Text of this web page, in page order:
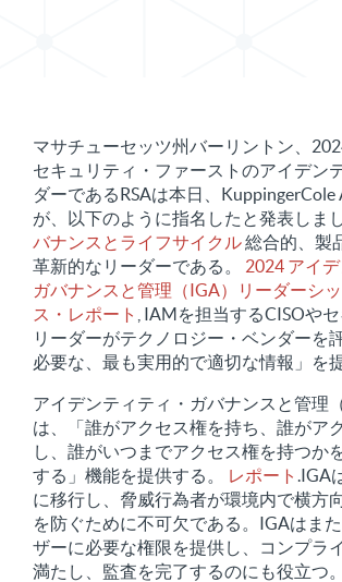
マサチューセッツ州バーリントン、
セキュリティ・ファーストのアイデン
ダーであるRSAは本日、KuppingerCole
が、以下のように指名したと発表しま
バナンスとライフサイクル総合的、製
革新的なリーダーである。 2024 アイ
ガバナンスと管理（IGA）リーダーシ
ス・レポート
, IAMを担当するCISOや
リーダーがテクノロジー・ベンダーを
必要な、最も実用的で適切な情報」を
アイデンティティ・ガバナンスと管理
は、「誰がアクセス権を持ち、誰がア
し、誰がいつまでアクセス権を持つか
する」機能を提供する。
レポート .IGA
に移行し、脅威行為者が環境内で横方
を防ぐために不可欠である。IGAはま
ザーに必要な権限を提供し、コンプラ
満たし、監査を完了するのにも役立つ。